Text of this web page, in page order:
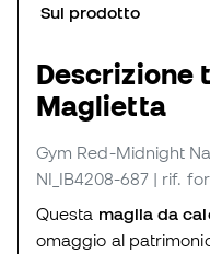
Sul prodotto
Descrizione
Maglietta
Gym Red-Midnight
NI_IB4208-687 | rif.
Questa maglia da
omaggio al